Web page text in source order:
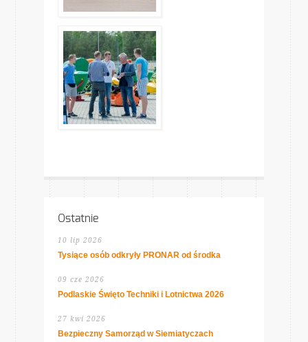
Ostatnie
10 lip 2026
Tysiące osób odkryły PRONAR od środka
09 cze 2026
Podlaskie Święto Techniki i Lotnictwa 2026
27 kwi 2026
Bezpieczny Samorząd w Siemiatyczach